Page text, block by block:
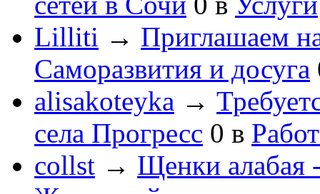
Lilliti → Приглашаем
Саморазвития и досуга
alisakoteyka →
села Прогресс 0 в
collst → Щенки алабая